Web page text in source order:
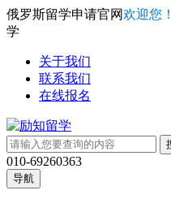
俄罗斯留学申请官网欢迎您！
学
关于我们
联系我们
在线报名
010-69260363
导航